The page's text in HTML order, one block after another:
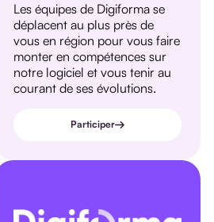
Les équipes de Digiforma se
déplacent au plus près de
vous en région pour vous faire
monter en compétences sur
notre logiciel et vous tenir au
courant de ses évolutions.
Participer